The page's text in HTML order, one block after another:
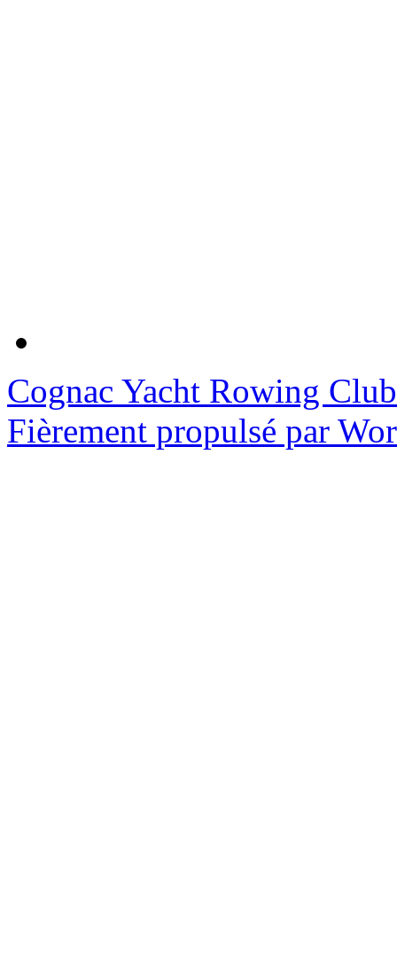
Cognac Yacht Rowing Club
Fièrement propulsé par